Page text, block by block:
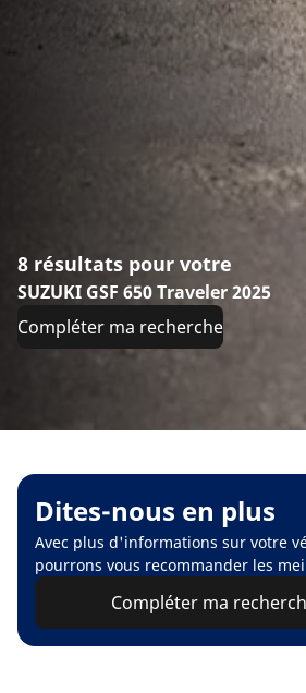
8 résultats pour votre
SUZUKI GSF 650 Traveler 2025
Compléter ma recherche
Dites-nous en plus
Avec plus d'informations sur votre
pourrons vous recommander les
Compléter ma